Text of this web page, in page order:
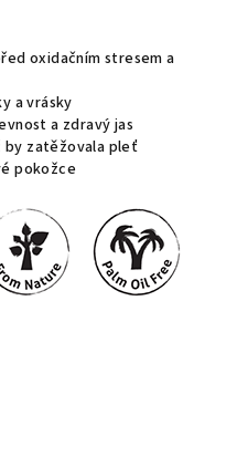
oxidačním stresem a
a vrásky
a zdravý jas
by zatěžovala pleť
pokožce